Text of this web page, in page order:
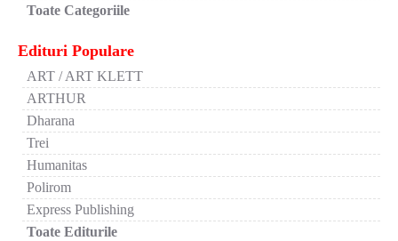
Toate Categoriile
Edituri Populare
ART / ART KLETT
ARTHUR
Dharana
Trei
Humanitas
Polirom
Express Publishing
Toate Editurile